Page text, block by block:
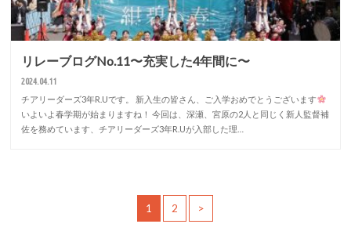
リレーブログNo.11〜充実した4年間に〜
2024.04.11
チアリーダーズ3年R.Uです。 新入生の皆さん、ご入学おめでとうございます
いよいよ春学期が始まりますね！ 今回は、深瀬、宮原の2人と同じく新人監督補
佐を務めています、チアリーダーズ3年R.Uが入部した理…
1 2 >